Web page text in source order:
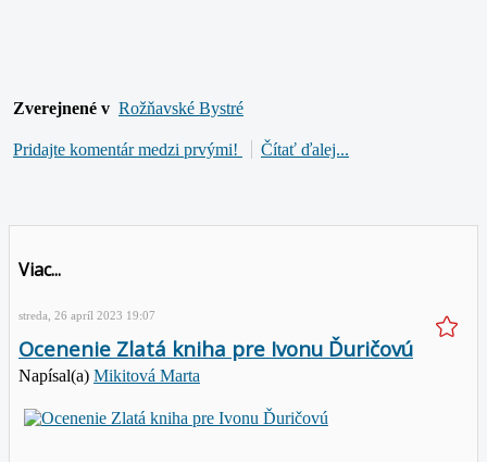
Zverejnené v Rožňavské Bystré
Pridajte komentár medzi prvými! Čítať ďalej...
Viac...
streda, 26 apríl 2023 19:07
Ocenenie Zlatá kniha pre Ivonu Ďuričovú
Napísal(a) Mikitová Marta